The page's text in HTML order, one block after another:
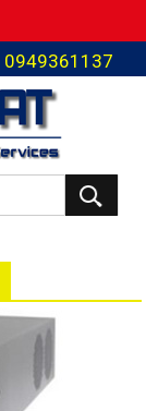
0949361137